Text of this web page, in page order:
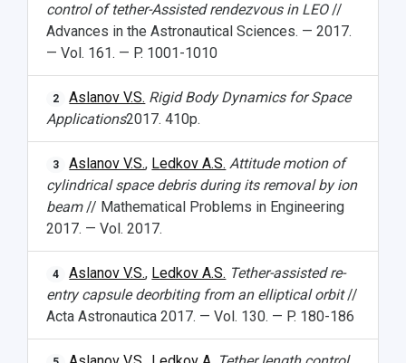
control of tether-Assisted rendezvous in LEO//
Advances in the Astronautical Sciences. — 2017.
— Vol. 161. — P. 1001-1010
2 Aslanov V.S. Rigid Body Dynamics for Space
Applications2017. 410p.
3 Aslanov V.S., Ledkov A.S. Attitude motion of
cylindrical space debris during its removal by ion
beam// Mathematical Problems in Engineering
2017. — Vol. 2017.
4 Aslanov V.S., Ledkov A.S. Tether-assisted re-
entry capsule deorbiting from an elliptical orbit//
Acta Astronautica 2017. — Vol. 130. — P. 180-186